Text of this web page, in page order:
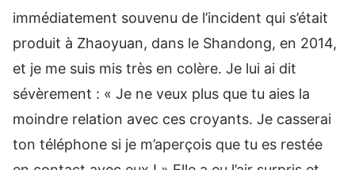
immédiatement souvenu de l’incident qui s’était
produit à Zhaoyuan, dans le Shandong, en 2014,
et je me suis mis très en colère. Je lui ai dit
sévèrement : « Je ne veux plus que tu aies la
moindre relation avec ces croyants. Je casserai
ton téléphone si je m’aperçois que tu es restée